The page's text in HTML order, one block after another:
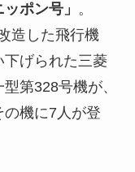
ポン号」 。
造した飛行機
下げられた三菱
第328号機が、
機に7人が登